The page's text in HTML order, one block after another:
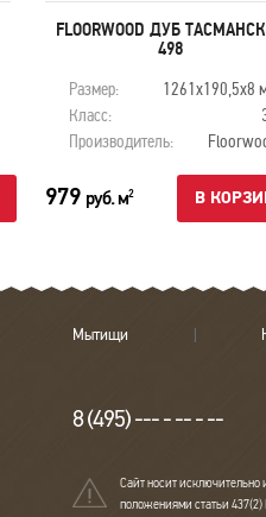
FLOORWOOD ДУБ
498
Размер:
1261х190,5х8
Класс:
Производитель:
979 руб. м2 В
Мытищи
8 (495) --- - -- - --
Сайт носит исключительно
положениями статьи